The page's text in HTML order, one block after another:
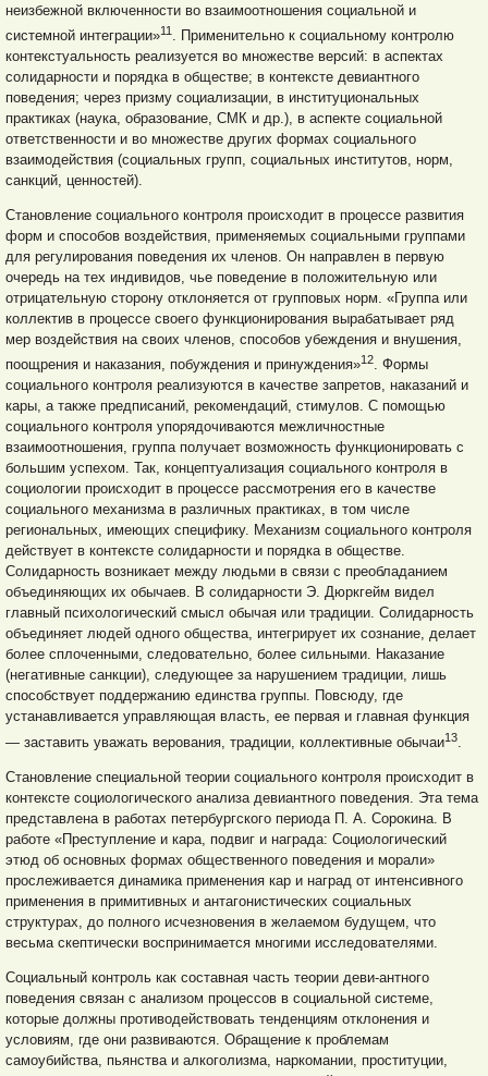
неизбежной включенности во взаимоотношения социальной и
системной интеграции»11 . Применительно к социальному контролю
контекстуальность реализуется во множестве версий: в аспектах
солидарности и порядка в обществе; в контексте девиантного
поведения; через призму социализации, в институциональных
практиках (наука, образование, СМК и др.), в аспекте социальной
ответственности и во множестве других формах социального
взаимодействия (социальных групп, социальных институтов, норм,
санкций, ценностей).
Становление социального контроля происходит в процессе развития
форм и способов воздействия, применяемых социальными группами
для регулирования поведения их членов. Он направлен в первую
очередь на тех индивидов, чье поведение в положительную или
отрицательную сторону отклоняется от групповых норм. «Группа или
коллектив в процессе своего функционирования вырабатывает ряд
мер воздействия на своих членов, способов убеждения и внушения,
поощрения и наказания, побуждения и принуждения»12. Формы
социального контроля реализуются в качестве запретов, наказаний и
кары, а также предписаний, рекомендаций, стимулов. С помощью
социального контроля упорядочиваются межличностные
взаимоотношения, группа получает возможность функционировать с
большим успехом. Так, концептуализация социального контроля в
социологии происходит в процессе рассмотрения его в качестве
социального механизма в различных практиках, в том числе
региональных, имеющих специфику. Механизм социального контроля
действует в контексте солидарности и порядка в обществе.
Солидарность возникает между людьми в связи с преобладанием
объединяющих их обычаев. В солидарности Э. Дюркгейм видел
главный психологический смысл обычая или традиции. Солидарность
объединяет людей одного общества, интегрирует их сознание, делает
более сплоченными, следовательно, более сильными. Наказание
(негативные санкции), следующее за нарушением традиции, лишь
способствует поддержанию единства группы. Повсюду, где
устанавливается управляющая власть, ее первая и главная функция
— заставить уважать верования, традиции, коллективные обычаи13
Становление специальной теории социального контроля происходит в
контексте социологического анализа девиантного поведения. Эта тема
представлена в работах петербургского периода П. А. Сорокина. В
работе «Преступление и кара, подвиг и награда: Социологический
этюд об основных формах общественного поведения и морали»
прослеживается динамика применения кар и наград от интенсивного
применения в примитивных и антагонистических социальных
структурах, до полного исчезновения в желаемом будущем, что
весьма скептически воспринимается многими исследователями.
Социальный контроль как составная часть теории деви-антного
поведения связан с анализом процессов в социальной системе,
которые должны противодействовать тенденциям отклонения и
условиям, где они развиваются. Обращение к проблемам
самоубийства, пьянства и алкоголизма, наркомании, проституции,